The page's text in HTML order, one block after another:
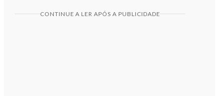
CONTINUE A LER APÓS A PUBLICIDADE